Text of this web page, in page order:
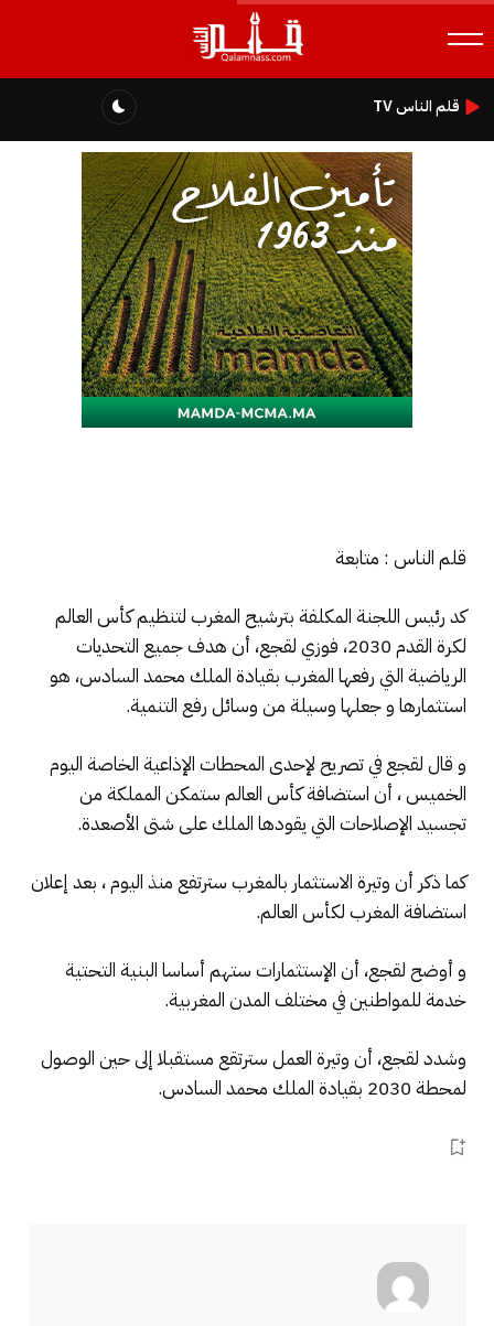
قلم الناس TV
قلم الناس : متابعة
كد رئيس اللجنة المكلفة بترشيح المغرب لتنظيم كأس العالم
لكرة القدم 2030، فوزي لقجع، أن هدف جميع التحديات
الرياضية التي رفعها المغرب بقيادة الملك محمد السادس، هو
استثمارها و جعلها وسيلة من وسائل رفع التنمية.
و قال لقجع في تصريح لإحدى المحطات الإذاعية الخاصة اليوم
الخميس ، أن استضافة كأس العالم ستمكن المملكة من
تجسيد الإصلاحات التي يقودها الملك على شتى الأصعدة.
كما ذكر أن وتيرة الاستثمار بالمغرب سترتفع منذ اليوم ، بعد إعلان
استضافة المغرب لكأس العالم.
و أوضح لقجع، أن الإستثمارات ستهم أساسا البنية التحتية
خدمة للمواطنين في مختلف المدن المغربية.
وشدد لقجع، أن وتيرة العمل سترتقع مستقبلا إلى حين الوصول
لمحطة 2030 بقيادة الملك محمد السادس.